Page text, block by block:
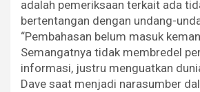
adalah pemeriksaan terkait ada
bertentangan dengan undang-
“Pembahasan belum masuk
Semangatnya tidak membredel
informasi, justru menguatkan
Dave saat menjadi narasumber